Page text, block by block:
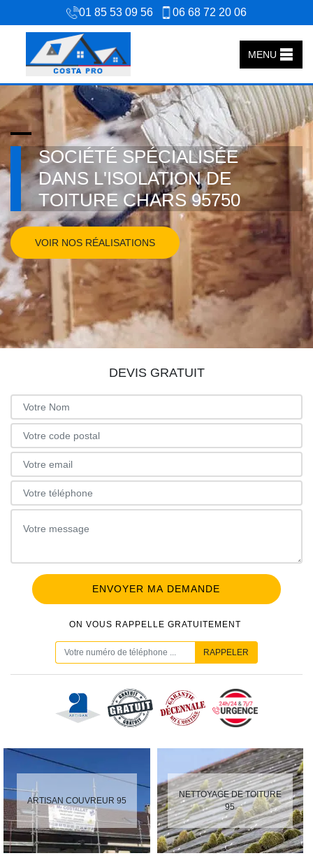
01 85 53 09 56 06 68 72 20 06
MENU
SOCIÉTÉ SPÉCIALISÉE
DANS L'ISOLATION DE
TOITURE CHARS 95750
VOIR NOS RÉALISATIONS
DEVIS GRATUIT
ON VOUS RAPPELLE GRATUITEMENT
ARTISAN COUVREUR 95
NETTOYAGE DE TOITURE
95